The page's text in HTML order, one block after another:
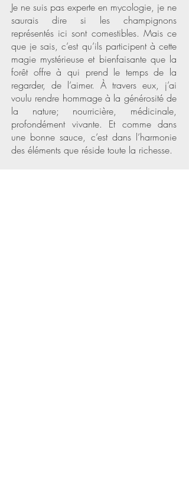
Je ne suis pas experte en mycologie, je ne
saurais dire si les champignons
représentés ici sont comestibles. Mais ce
que je sais, c’est qu’ils participent à cette
magie mystérieuse et bienfaisante que la
forêt offre à qui prend le temps de la
regarder, de l’aimer. À travers eux, j’ai
voulu rendre hommage à la générosité de
la nature; nourricière, médicinale,
profondément vivante. Et comme dans
une bonne sauce, c’est dans l’harmonie
des éléments que réside toute la richesse.